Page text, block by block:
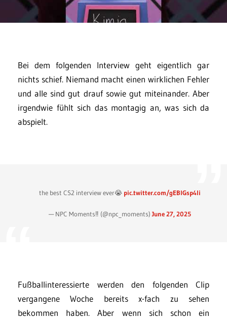
Bei dem folgenden Interview geht eigentlich gar
nichts schief. Niemand macht einen wirklichen Fehler
und alle sind gut drauf sowie gut miteinander. Aber
irgendwie fühlt sich das montagig an, was sich da
abspielt.
the best CS2 interview ever😭 pic.twitter.com/gEBlGsp4li
— NPC Moments‼️ (@npc_moments)June 27, 2025
Fußballinteressierte werden den folgenden Clip
vergangene Woche bereits x-fach zu sehen
bekommen haben. Aber wenn sich schon ein